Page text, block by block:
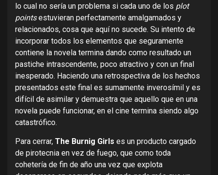
lo cual no sería un problema si cada uno de los plot
pointsestuvieran perfectamente amalgamados y
relacionados, cosa que aquí no sucede. Su intento de
incorporar todos los elementos que seguramente
contiene la novela termina dando como resultado un
pastiche intrascendente, poco atractivo y con un final
inesperado. Haciendo una retrospectiva de los hechos
presentados este final es sumamente inverosímil y es
difícil de asimilar y demuestra que aquello que en una
novela puede funcionar, en el cine termina siendo algo
catastrófico.
Para cerrar, The Burnig Girls es un producto cargado
de pirotecnia en vez de fuego, que como toda
cohetería de fin de año una vez que explota